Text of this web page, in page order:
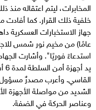
المخابرات، ليتم اعتقاله
خلفية ذلك القرار. كما
عامًا) من مخيم نور شمس
استدعاءً فوريًا". وأشارت
القاسي. وأعرب مصدرٌ مسؤول
الشديد من مواصلة الأجهزة
وعناصر الحركة في الضفة.